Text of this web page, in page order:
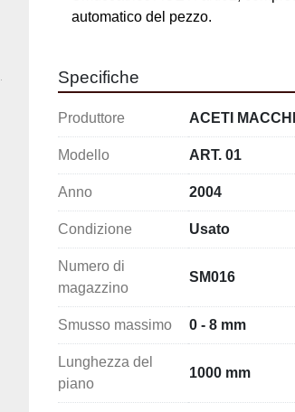
Produttore ACETI
Modello ART. 01
Anno 2004
Condizione Usato
Numero di
magazzino
Smusso massimo 0 - 8 mm
Lunghezza del
piano
Angolo di